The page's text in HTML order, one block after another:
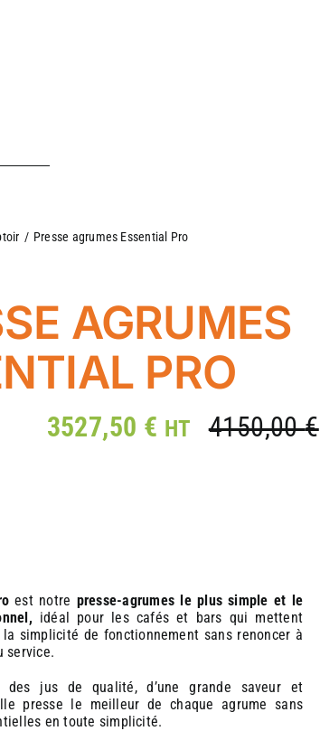
/ Presse agrumes Essential Pro
AGRUMES
PRO
4150,00€
3527,50 € HT
est notre presse-agrumes le plus simple et le
idéal pour les cafés et bars qui mettent
la simplicité de fonctionnement sans renoncer à
service.
des jus de qualité, d’une grande saveur et
presse le meilleur de chaque agrume sans
en toute simplicité.